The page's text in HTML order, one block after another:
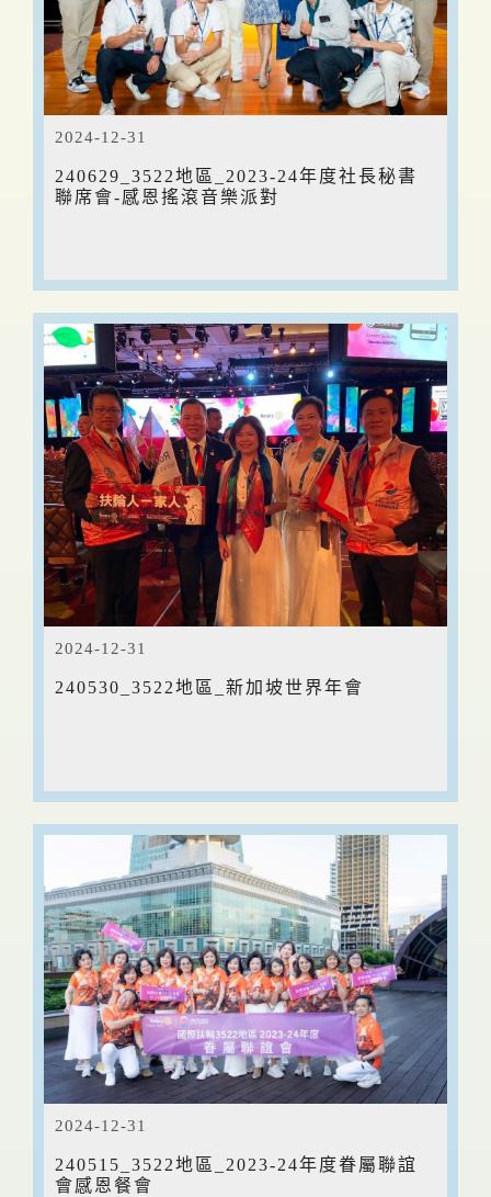
2024-12-31
240629_3522地區_2023-24年度社長秘書
聯席會-感恩搖滾音樂派對
2024-12-31
240530_3522地區_新加坡世界年會
2024-12-31
240515_3522地區_2023-24年度眷屬聯誼
會感恩餐會